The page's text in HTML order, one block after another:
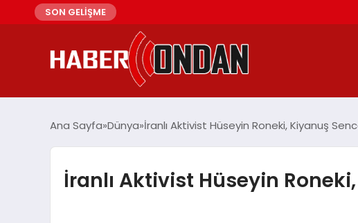
SON GELİŞME
Ana Sayfa Dünya İranlı Aktivist Hüseyin Roneki, Kiyanuş
İranlı Aktivist Hüseyin